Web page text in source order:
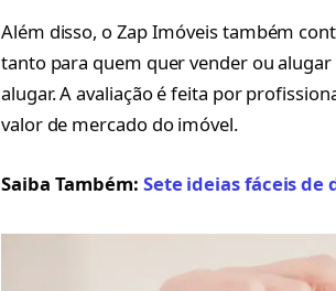
Além disso, o Zap Imóveis também
tanto para quem quer vender ou
alugar. A avaliação é feita por
valor de mercado do imóvel.
Saiba Também: Sete ideias fáceis de